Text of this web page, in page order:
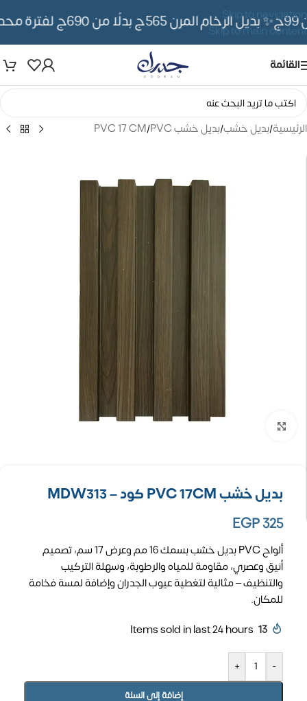
Skip to navigation
Skip to main content
✨ بديل الرخام المرن 565ج بدلًا من 690ج لفترة محدوده
القائمة
الرئيسية/بديل خشب/بديل خشب PVC /
PVC 17 CM
بديل خشب PVC 17CM كود – MDW313
EGP325
ألواح PVC بديل خشب بسمك 16 مم وعرض 17 سم، تصميم
أنيق وعصري، مقاومة للمياه والرطوبة، وسهلة التركيب
والتنظيف – مثالية لتغطية عيوب الجدران وإضافة لمسة فخامة
للمكان.
13
Items sold in last 24 hours
-
+
إضافة إلى السلة